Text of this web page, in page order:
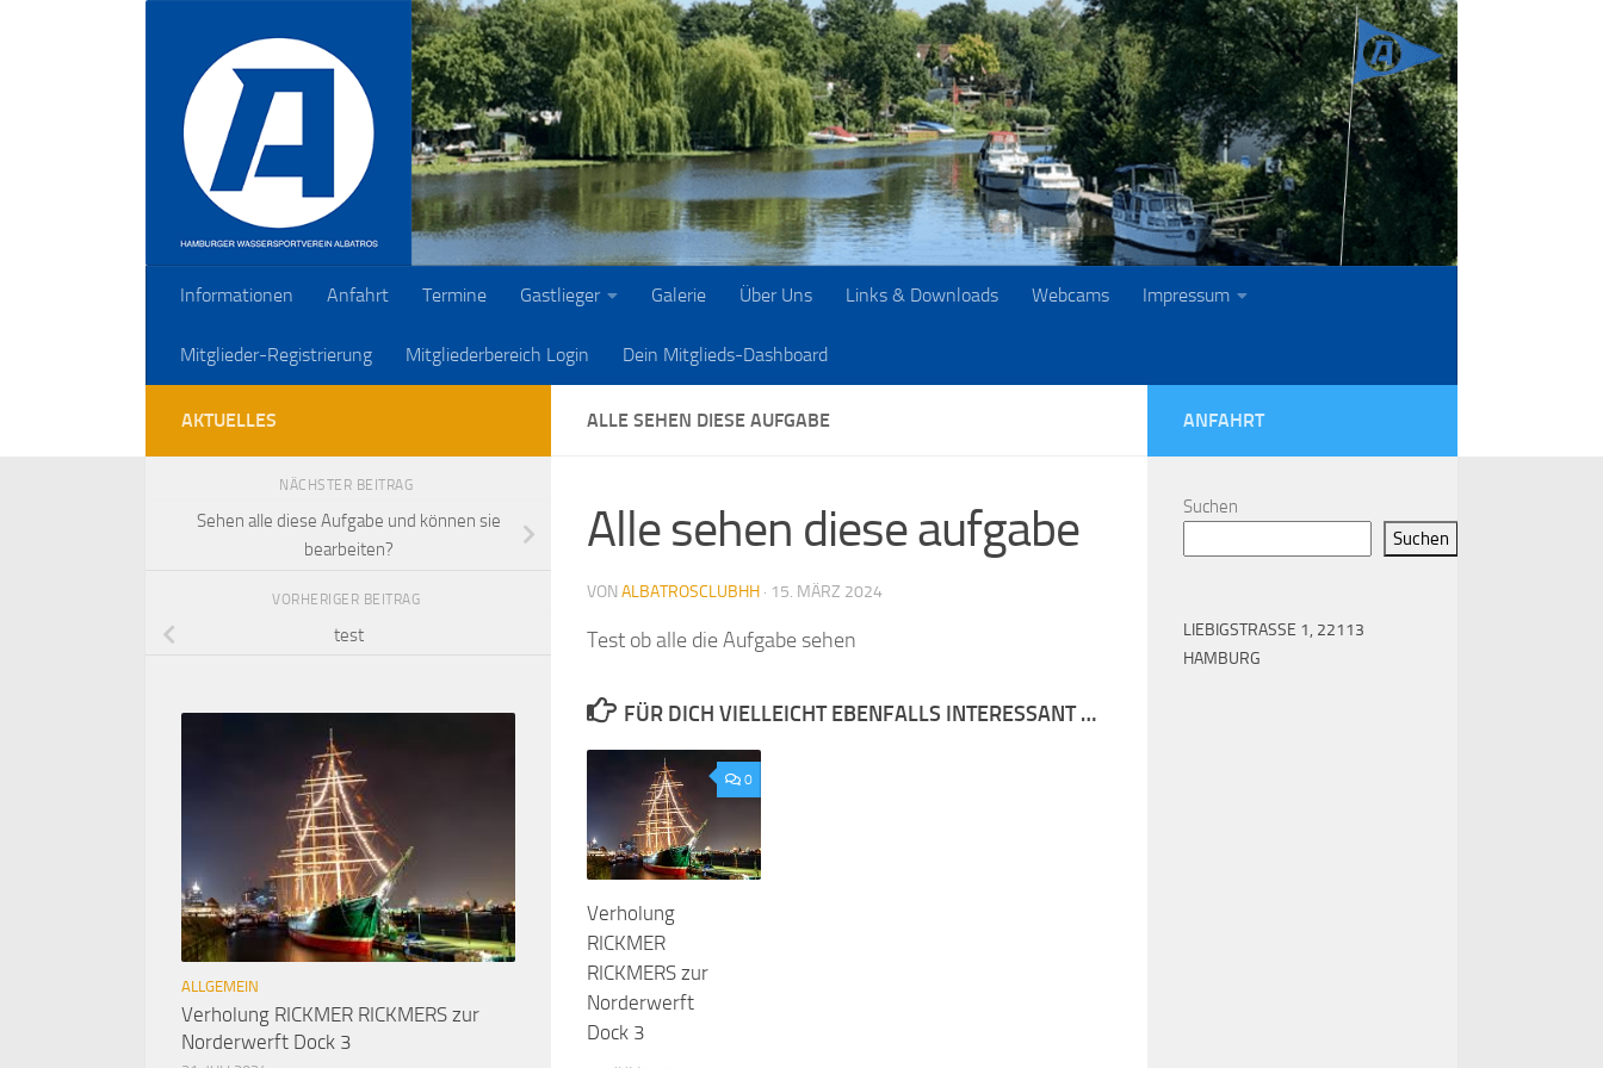
Informationen Anfahrt Termine Gastlieger Galerie Über Uns Links & Downloads Webcams Impressum
Mitglieder-Registrierung Mitgliederbereich Login Dein Mitglieds-Dashboard
ALLE SEHEN DIESE AUFGABE
Alle sehen diese aufgabe
VON ALBATROSCLUBHH · 15. MÄRZ 2024
Test ob alle die Aufgabe sehen
FÜR DICH VIELLEICHT EBENFALLS INTERESSANT …
0
Verholung
RICKMER
RICKMERS zur
Norderwerft
Dock 3
AKTUELLES
NÄCHSTER BEITRAG
Sehen alle diese Aufgabe und können sie
bearbeiten?
VORHERIGER BEITRAG
test
ALLGEMEIN
Verholung RICKMER RICKMERS zur
Norderwerft Dock 3
ANFAHRT
Suchen
Suchen
LIEBIGSTRASSE 1, 22113 H
AMBURG